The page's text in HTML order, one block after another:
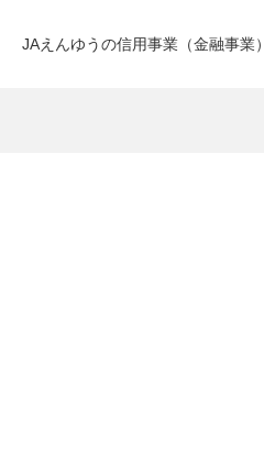
JAえんゆうの信用事業（金融事業）